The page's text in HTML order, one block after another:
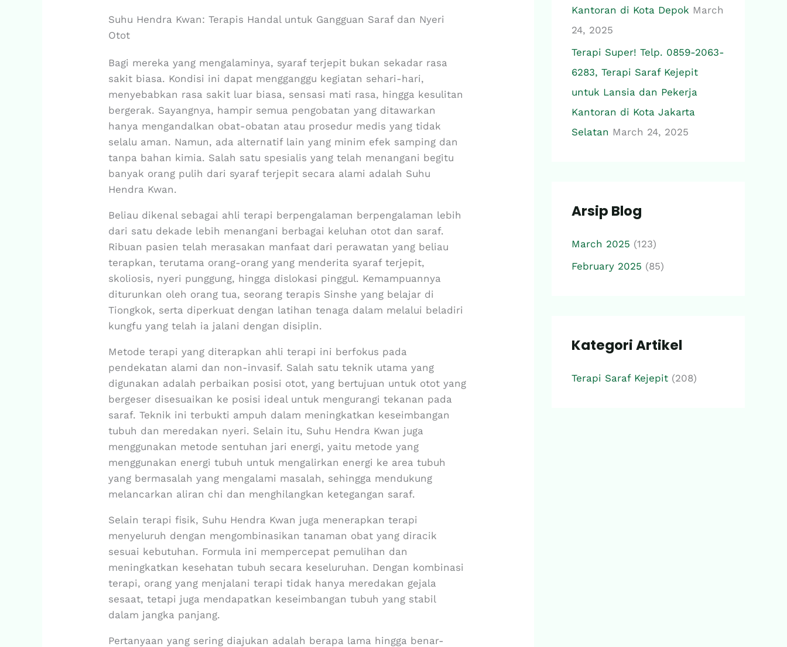
Suhu Hendra Kwan: Terapis Handal untuk Gangguan Saraf dan Nyeri
Otot
Bagi mereka yang mengalaminya, syaraf terjepit bukan sekadar rasa
sakit biasa. Kondisi ini dapat mengganggu kegiatan sehari-hari,
menyebabkan rasa sakit luar biasa, sensasi mati rasa, hingga kesulitan
bergerak. Sayangnya, hampir semua pengobatan yang ditawarkan
hanya mengandalkan obat-obatan atau prosedur medis yang tidak
selalu aman. Namun, ada alternatif lain yang minim efek samping dan
tanpa bahan kimia. Salah satu spesialis yang telah menangani begitu
banyak orang pulih dari syaraf terjepit secara alami adalah Suhu
Hendra Kwan.
Beliau dikenal sebagai ahli terapi berpengalaman berpengalaman lebih
dari satu dekade lebih menangani berbagai keluhan otot dan saraf.
Ribuan pasien telah merasakan manfaat dari perawatan yang beliau
terapkan, terutama orang-orang yang menderita syaraf terjepit,
skoliosis, nyeri punggung, hingga dislokasi pinggul. Kemampuannya
diturunkan oleh orang tua, seorang terapis Sinshe yang belajar di
Tiongkok, serta diperkuat dengan latihan tenaga dalam melalui beladiri
kungfu yang telah ia jalani dengan disiplin.
Metode terapi yang diterapkan ahli terapi ini berfokus pada
pendekatan alami dan non-invasif. Salah satu teknik utama yang
digunakan adalah perbaikan posisi otot, yang bertujuan untuk otot yang
bergeser disesuaikan ke posisi ideal untuk mengurangi tekanan pada
saraf. Teknik ini terbukti ampuh dalam meningkatkan keseimbangan
tubuh dan meredakan nyeri. Selain itu, Suhu Hendra Kwan juga
menggunakan metode sentuhan jari energi, yaitu metode yang
menggunakan energi tubuh untuk mengalirkan energi ke area tubuh
yang bermasalah yang mengalami masalah, sehingga mendukung
melancarkan aliran chi dan menghilangkan ketegangan saraf.
Selain terapi fisik, Suhu Hendra Kwan juga menerapkan terapi
menyeluruh dengan mengombinasikan tanaman obat yang diracik
sesuai kebutuhan. Formula ini mempercepat pemulihan dan
meningkatkan kesehatan tubuh secara keseluruhan. Dengan kombinasi
terapi, orang yang menjalani terapi tidak hanya meredakan gejala
sesaat, tetapi juga mendapatkan keseimbangan tubuh yang stabil
dalam jangka panjang.
Pertanyaan yang sering diajukan adalah berapa lama hingga benar-
Kantoran di Kota Depok March
24, 2025
Terapi Super! Telp. 0859-2063-
6283, Terapi Saraf Kejepit
untuk Lansia dan Pekerja
Kantoran di Kota Jakarta
Selatan March 24, 2025
Arsip Blog
March 2025 (123)
February 2025 (85)
Kategori Artikel
Terapi Saraf Kejepit (208)